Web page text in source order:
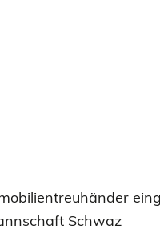
Schwaz